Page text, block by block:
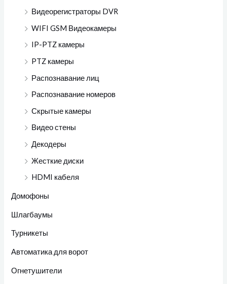
Видеорегистраторы DVR
WIFI GSM Видеокамеры
IP-PTZ камеры
PTZ камеры
Распознавание лиц
Распознавание номеров
Скрытые камеры
Видео стены
Декодеры
Жесткие диски
HDMI кабеля
Домофоны
Шлагбаумы
Турникеты
Автоматика для ворот
Огнетушители